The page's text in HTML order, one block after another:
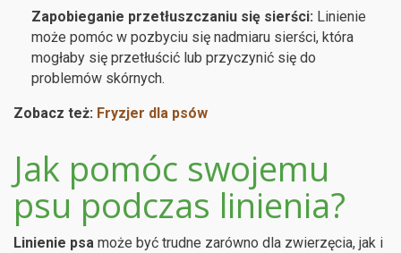
Zapobieganie przetłuszczaniu się sierści: Linienie
może pomóc w pozbyciu się nadmiaru sierści, która
mogłaby się przetłuścić lub przyczynić się do
problemów skórnych.
Zobacz też: Fryzjer dla psów
Jak pomóc swojemu
psu podczas linienia?
Linienie psa może być trudne zarówno dla zwierzęcia, jak i